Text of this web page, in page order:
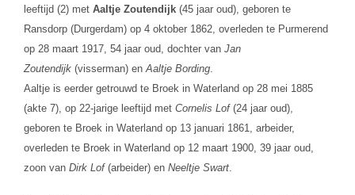
leeftijd (2) met Aaltje Zoutendijk(45 jaar oud), geboren te
Ransdorp (Durgerdam) op 4 oktober 1862, overleden te Purmerend
op 28 maart 1917, 54 jaar oud, dochter van Jan
Zoutendijk(visserman) en Aaltje Bording.
Aaltje is eerder getrouwd te Broek in Waterland op 28 mei 1885
(akte 7), op 22-jarige leeftijd met Cornelis Lof(24 jaar oud),
geboren te Broek in Waterland op 13 januari 1861, arbeider,
overleden te Broek in Waterland op 12 maart 1900, 39 jaar oud,
zoon van Dirk Lof(arbeider) en Neeltje Swart.